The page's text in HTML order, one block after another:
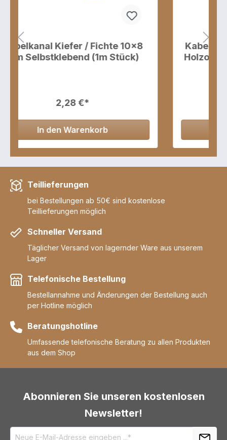
Kabelkanal 25x15 mm Mahagoni
Holzoptik, 1 Meter, Selbstklebend
In den Warenkorb
Teillieferungen
bei Bestellungen ab 50€ sind kostenlose
Teillieferungen möglich
Schneller Versand
Täglicher Versand von lagernder Ware aus unserem
Lager
Telefonische Bestellung
Bestellannahme und Änderungen der Bestellung auch
per Hotline möglich
Beratungshotline
Umfassende telefonische Beratung zu allen Produkten
aus dem Shop
Abonnieren Sie unseren kostenlosen
Newsletter!